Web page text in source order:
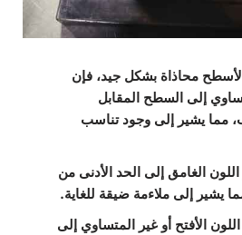
محاذاة بشكل جيد، فإن
إلى السطح المقابل
مما يشير إلى وجود تناسب
الغامق إلى الحد الأدنى من
يشير إلى ملاءمة ضيقة للغاية.
الأفتح أو غير المتساوي إلى